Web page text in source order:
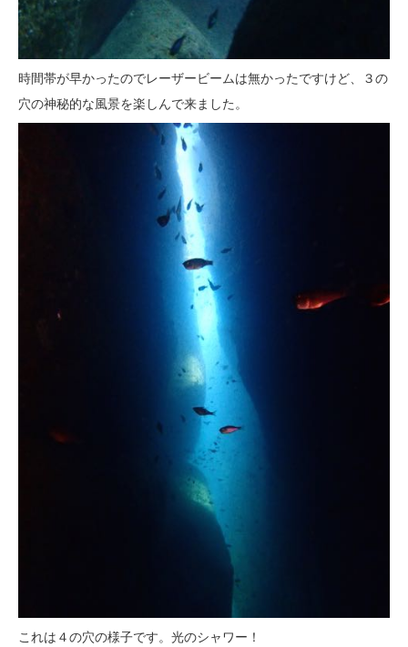
時間帯が早かったのでレーザービームは無かったですけど、３の
穴の神秘的な風景を楽しんで来ました。
これは４の穴の様子です。光のシャワー！